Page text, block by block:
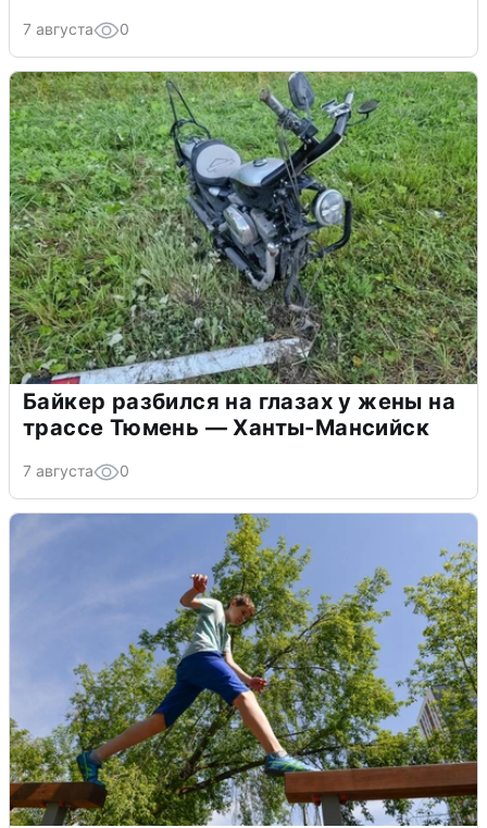
7 августа 0
Байкер разбился на глазах у жены на
трассе Тюмень — Ханты-Мансийск
7 августа 0